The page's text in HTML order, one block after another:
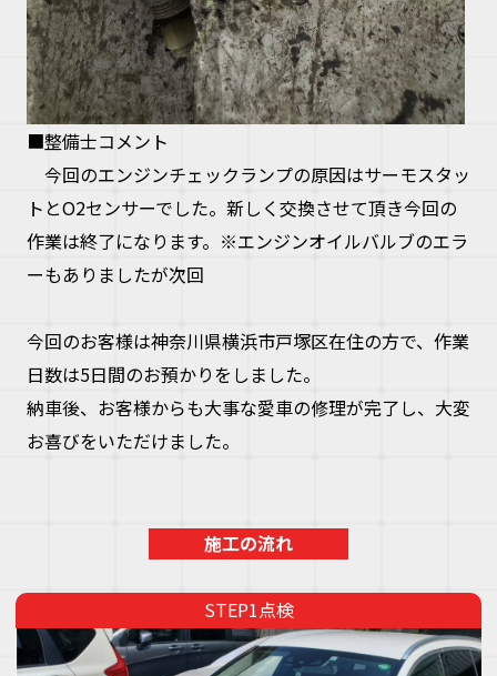
■整備士コメント
今回のエンジンチェックランプの原因はサーモスタッ
トとO2センサーでした。新しく交換させて頂き今回の
作業は終了になります。※エンジンオイルバルブのエラ
ーもありましたが次回
今回のお客様は神奈川県横浜市戸塚区在住の方で、作業
日数は5日間のお預かりをしました。
納車後、お客様からも大事な愛車の修理が完了し、大変
お喜びをいただけました。
施工の流れ
点検